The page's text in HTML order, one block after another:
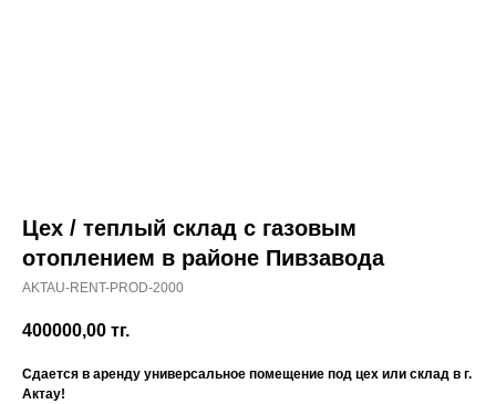
Цех / теплый склад с газовым
отоплением в районе Пивзавода
AKTAU-RENT-PROD-2000
400000,00 тг.
Сдается в аренду универсальное помещение под цех или склад в г.
Актау!